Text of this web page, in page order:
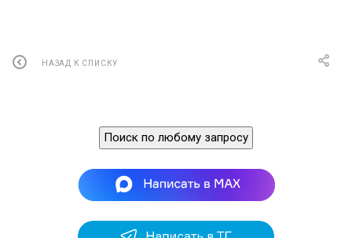
НАЗАД К СПИСКУ
Поиск по любому запросу